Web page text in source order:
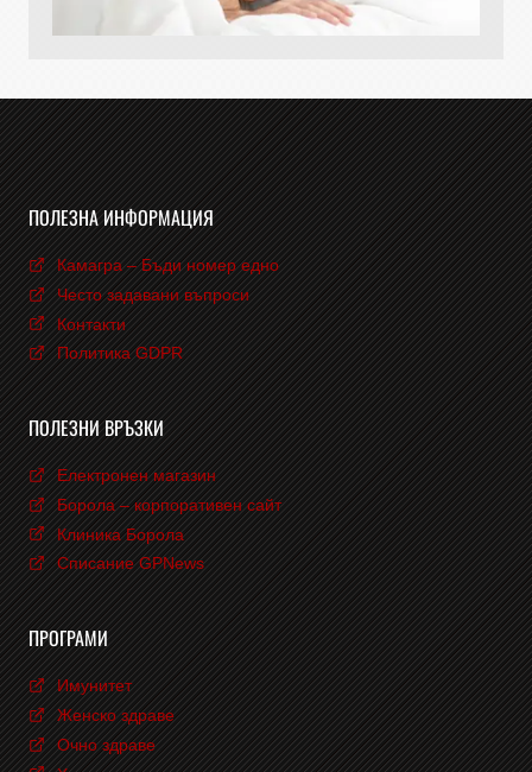
ПОЛЕЗНА ИНФОРМАЦИЯ
Камагра – Бъди номер едно
Често задавани въпроси
Контакти
Политика GDPR
ПОЛЕЗНИ ВРЪЗКИ
Електронен магазин
Борола – корпоративен сайт
Клиника Борола
Списание GPNews
ПРОГРАМИ
Имунитет
Женско здраве
Очно здраве